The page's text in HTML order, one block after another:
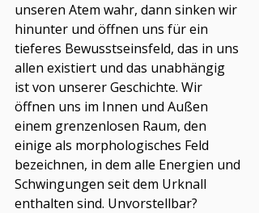
unseren Atem wahr, dann sinken wir
hinunter und öffnen uns für ein
tieferes Bewusstseinsfeld, das in uns
allen existiert und das unabhängig
ist von unserer Geschichte. Wir
öffnen uns im Innen und Außen
einem grenzenlosen Raum, den
einige als morphologisches Feld
bezeichnen, in dem alle Energien und
Schwingungen seit dem Urknall
enthalten sind. Unvorstellbar?